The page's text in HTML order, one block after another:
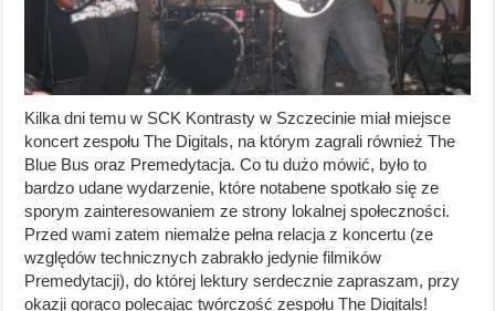
Kilka dni temu w SCK Kontrasty w Szczecinie miał miejsce
koncert zespołu The Digitals, na którym zagrali również The
Blue Bus oraz Premedytacja. Co tu dużo mówić, było to
bardzo udane wydarzenie, które notabene spotkało się ze
sporym zainteresowaniem ze strony lokalnej społeczności.
Przed wami zatem niemalże pełna relacja z koncertu (ze
względów technicznych zabrakło jedynie filmików
Premedytacji), do której lektury serdecznie zapraszam, przy
okazji gorąco polecając twórczość zespołu The Digitals!